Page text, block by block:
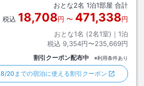
おとな2名 1泊1部屋 合計
税込 18,708円 〜 471,338円
おとな1名 (2名1室)｜ 1泊
税込 9,354円〜235,669円
割引クーポン配布中 ※利用条件あり
8/20までの宿泊に使える割引クーポン